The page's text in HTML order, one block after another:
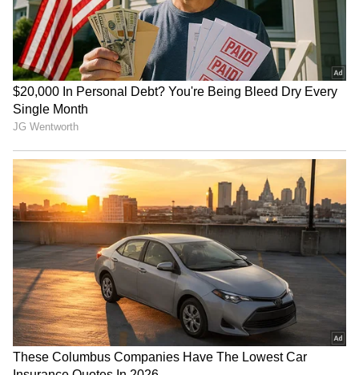
ಕುಳಿತುಕೊಳ್ಳಬೇಕು ಮತ್ತು ಎಲ್ಲಿಗೆ ಹೋಗಬೇಕು ಎಂಬ
ನಿರ್ಧಾರಗಳನ್ನು ತಾವೇ ತೆಗೆದುಕೊಳ್ಳುವ ಸಂತೋಷವು
ಜನರನ್ನು ಸೋಲೋ ಡೈನಿಂಗ್ ಮಾಡಲು ಪ್ರೇರೇಪಿಸುತ್ತದೆ.